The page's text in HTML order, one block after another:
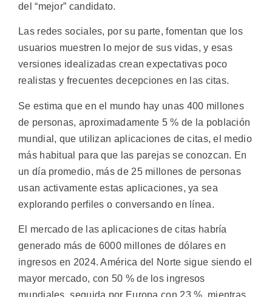
del “mejor” candidato.
Las redes sociales, por su parte, fomentan que los
usuarios muestren lo mejor de sus vidas, y esas
versiones idealizadas crean expectativas poco
realistas y frecuentes decepciones en las citas.
Se estima que en el mundo hay unas 400 millones
de personas, aproximadamente 5 % de la población
mundial, que utilizan aplicaciones de citas, el medio
más habitual para que las parejas se conozcan. En
un día promedio, más de 25 millones de personas
usan activamente estas aplicaciones, ya sea
explorando perfiles o conversando en línea.
El mercado de las aplicaciones de citas habría
generado más de 6000 millones de dólares en
ingresos en 2024. América del Norte sigue siendo el
mayor mercado, con 50 % de los ingresos
mundiales, seguida por Europa con 23 %, mientras